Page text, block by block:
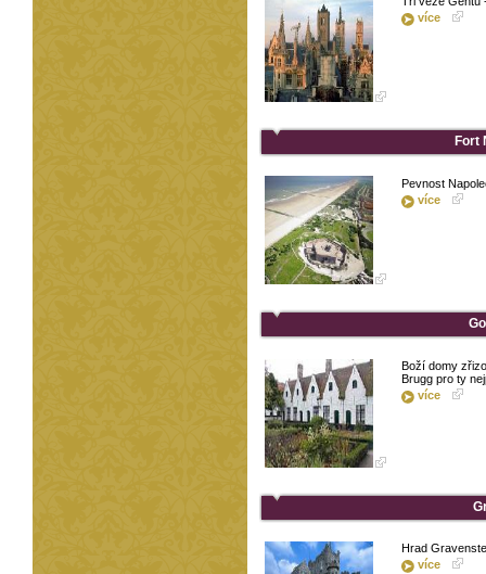
více
Fort
Pevnost
více
Boží domy
Brugg pro ty
více
Hrad
více